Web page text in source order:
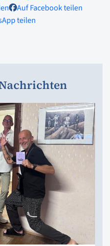
Auf Facebook teilen
teilen